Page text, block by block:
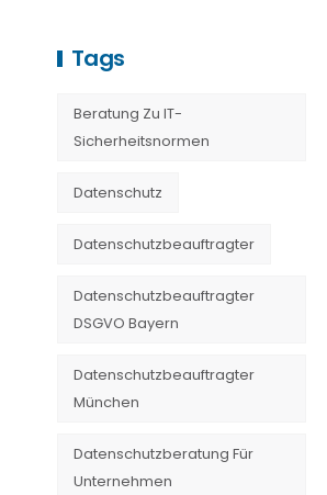
Tags
Beratung Zu IT-
Sicherheitsnormen
Datenschutz
Datenschutzbeauftragter
Datenschutzbeauftragter
DSGVO Bayern
Datenschutzbeauftragter
München
Datenschutzberatung Für
Unternehmen